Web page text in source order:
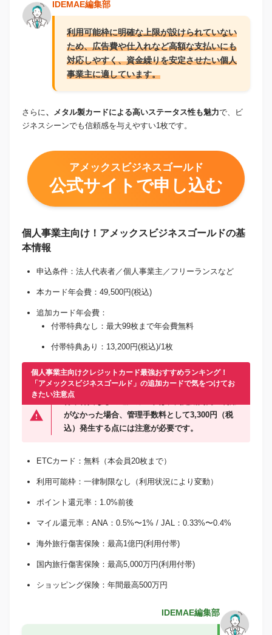
IDEMAE編集部
利用可能枠に明確な上限が設けられていない
ため、広告費や仕入れなど高額な支払いにも
対応しやすく、資金繰りを安定させたい個人
事業主に適しています。
さらに、メタル製カードによる高いステータス性も魅力で、ビ
ジネスシーンでも信頼感を与えやすい1枚です。
アメックスビジネスゴールド
公式サイトで申し込む
個人事業主向け！アメックスビジネスゴールドの基
本情報
申込条件：法人代表者／個人事業主／フリーランスなど
本カード年会費：49,500円(税込)
追加カード年会費：
付帯特典なし：最大99枚まで年会費無料
付帯特典あり：13,200円(税込)/1枚
個人事業主向けクレジットカード最強おすすめランキング！
「アメックスビジネスゴールド」の追加カードで気をつけてお
きたい注意点
がなかった場合、管理手数料として3,300円（税
込）発生する点には注意が必要です。
ETCカード：無料（本会員20枚まで）
利用可能枠：一律制限なし（利用状況により変動）
ポイント還元率：1.0%前後
マイル還元率：ANA：0.5%〜1% / JAL：0.33%〜0.4%
海外旅行傷害保険：最高1億円(利用付帯)
国内旅行傷害保険：最高5,000万円(利用付帯)
ショッピング保険：年間最高500万円
IDEMAE編集部